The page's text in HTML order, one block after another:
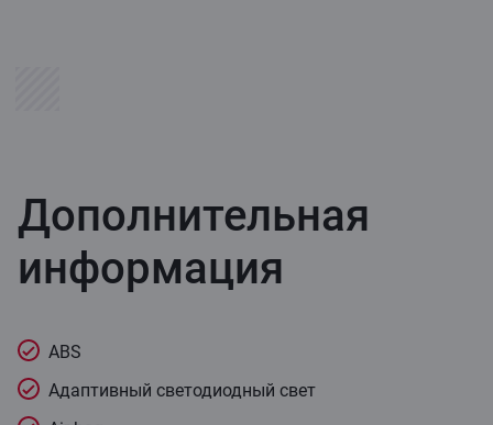
Дополнительная
информация
ABS
Адаптивный светодиодный свет